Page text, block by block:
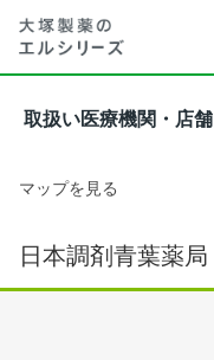
取扱い医療機関・店舗
マップを見る
日本調剤青葉薬局